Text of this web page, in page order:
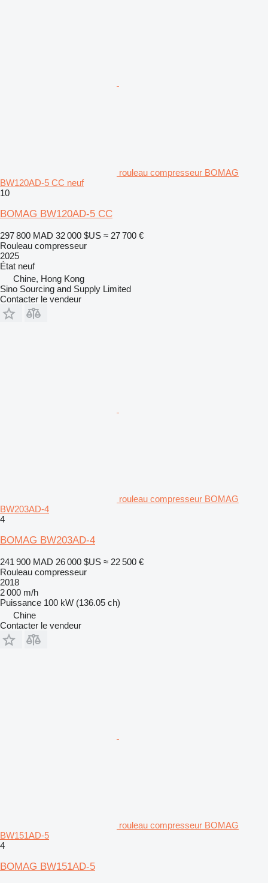
rouleau compresseur BOMAG
BW120AD-5 CC neuf
10
BOMAG BW120AD-5 CC
297 800 MAD 32 000 $US ≈ 27 700 €
Rouleau compresseur
2025
État neuf
Chine, Hong Kong
Sino Sourcing and Supply Limited
Contacter le vendeur
rouleau compresseur BOMAG
BW203AD-4
4
BOMAG BW203AD-4
241 900 MAD 26 000 $US ≈ 22 500 €
Rouleau compresseur
2018
2 000 m/h
Puissance 100 kW (136.05 ch)
Chine
Contacter le vendeur
rouleau compresseur BOMAG
BW151AD-5
4
BOMAG BW151AD-5